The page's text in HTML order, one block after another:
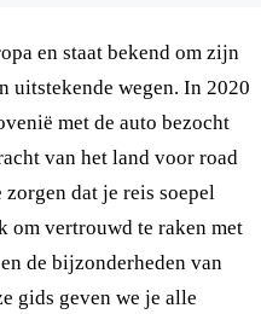
en staat bekend om zijn
uitstekende wegen. In 2020
met de auto bezocht
van het land voor road
dat je reis soepel
om vertrouwd te raken met
de bijzonderheden van
gids geven we je alle